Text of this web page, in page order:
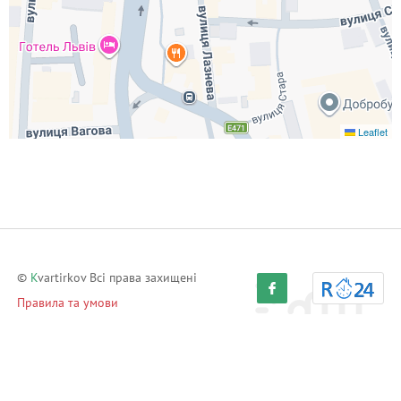
Leaflet
© Kvartirkov Всі права захищені
Правила та умови